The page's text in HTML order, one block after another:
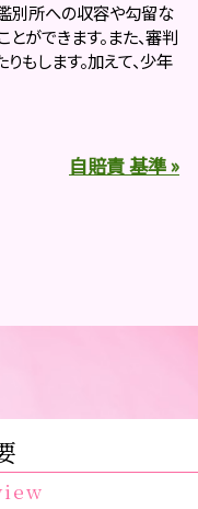
別所への収容や勾留な
ができます。また、審判
もします。加えて、少年
自賠責 基準 »